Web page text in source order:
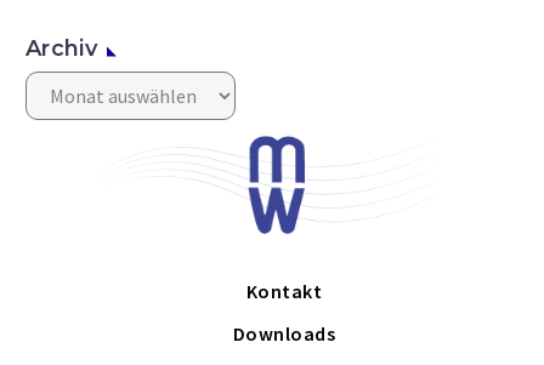
Archiv
Archiv
Kontakt
Downloads